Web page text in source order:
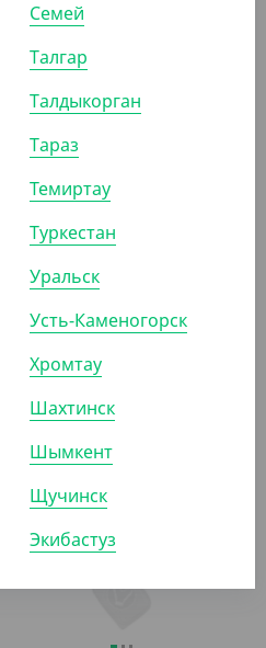
УП (100)
АРТ. 2103611
-9%
1 870₸2 050
Контейнер 1500 мл,
179*132*89 мм,
прозрачный, Cyclyc
Семей
Талгар
Талдыкорган
Тараз
Темиртау
Туркестан
Уральск
Усть-Каменогорск
Хромтау
Шахтинск
Шымкент
Щучинск
Экибастуз